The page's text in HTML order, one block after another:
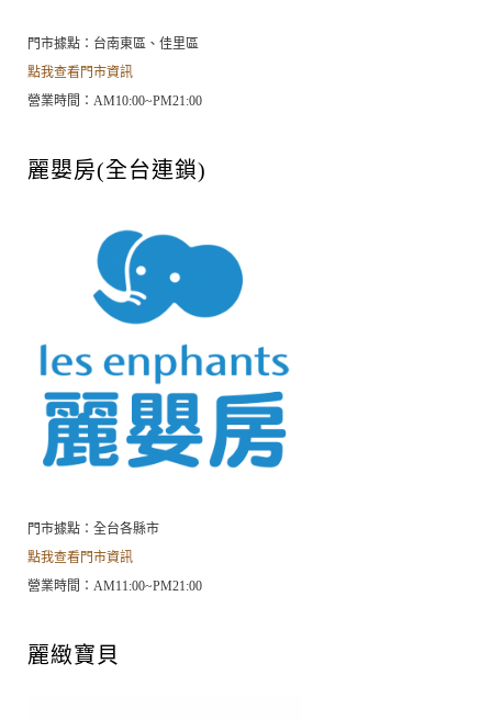
門市據點：台南東區、佳里區
點我查看門市資訊
營業時間：AM10:00~PM21:00
麗嬰房(全台連鎖)
門市據點：全台各縣市
點我查看門市資訊
營業時間：AM11:00~PM21:00
麗緻寶貝